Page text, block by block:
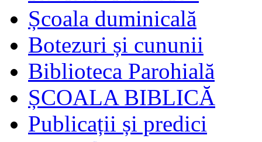
Școala duminicală
Botezuri și cununii
Biblioteca Parohială
ȘCOALA BIBLICĂ
Publicații și predici